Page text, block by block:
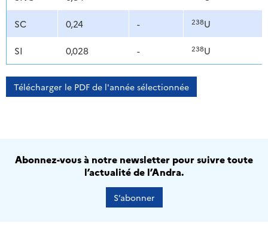
SC 0,24 - 238U
SI 0,028 - 238U
Télécharger le PDF de l'année sélectionnée
Abonnez-vous à notre newsletter pour suivre toute
l’actualité de l’Andra.
S’abonner